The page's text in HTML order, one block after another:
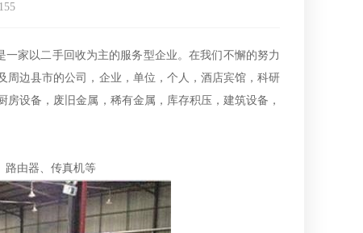
155
一家以二手回收为主的服务型企业。在我们不懈的努力
边县市的公司，企业，单位，个人，酒店宾馆，科研
设备，废旧金属，稀有金属，库存积压，建筑设备，
路由器、传真机等